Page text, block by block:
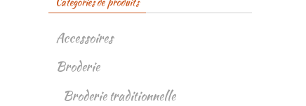
Accessoires
Broderie
Broderie traditionnelle